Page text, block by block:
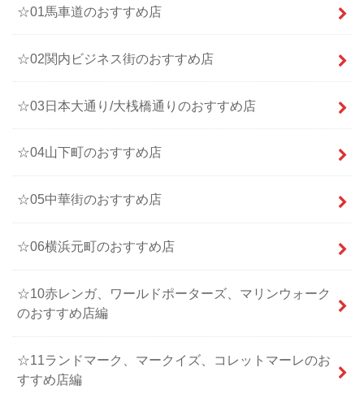
☆01馬車道のおすすめ店
☆02関内ビジネス街のおすすめ店
☆03日本大通り/大桟橋通りのおすすめ店
☆04山下町のおすすめ店
☆05中華街のおすすめ店
☆06横浜元町のおすすめ店
☆10赤レンガ、ワールドポーターズ、マリンウォーク
のおすすめ店編
☆11ランドマーク、マークイズ、コレットマーレのお
すすめ店編